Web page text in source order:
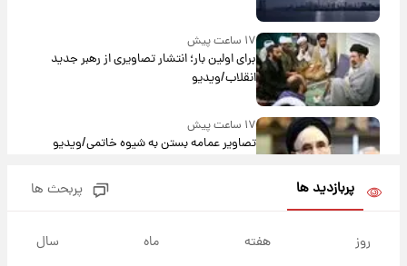
۱۷ ساعت پیش
برای اولین بار؛ انتشار تصاویری از رهبر جدید
انقلاب/ویدیو
۱۷ ساعت پیش
تصاویر عمامه بستن به شیوه خاتمی/ویدیو
تلویزیون/ویدیو
پربازدید ها پربحث ها
روز هفته ماه سال